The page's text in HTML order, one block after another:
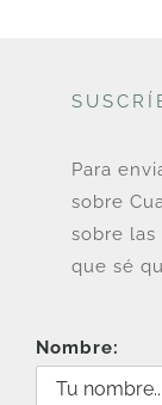
Para
sobre
sobre
que sé
Nombre: